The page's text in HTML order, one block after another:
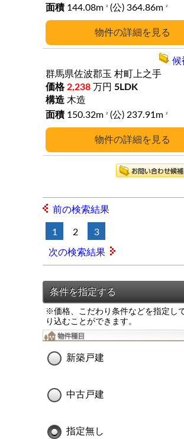
詳細
144.08m
2 (公) 364.86m 2
詳細
群馬県佐波郡玉 村町上之手
2,238 万円 5LDK
木造
150.32m
2 (公) 237.91m 2
候
前の検索結果
1 2 3
次の検索結果
※価格、こだわり条件などを指定し
り込むことができます。
新築戸建
中古戸建
指定無し